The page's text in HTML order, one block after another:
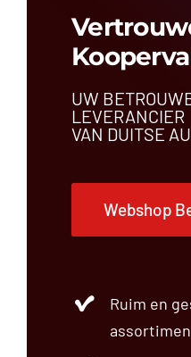
UW
LEVERANCIER
VAN DUITSE
Webshop
Ruim en